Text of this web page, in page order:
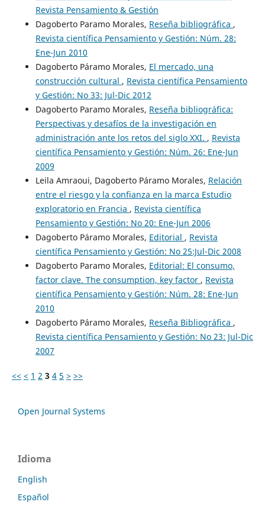
Revista Pensamiento & Gestión
Dagoberto Paramo Morales, Reseña bibliográfica ,
Revista científica Pensamiento y Gestión: Núm. 28:
Ene-Jun 2010
Dagoberto Páramo Morales, El mercado, una
construcción cultural , Revista científica Pensamiento
y Gestión: No 33: Jul-Dic 2012
Dagoberto Paramo Morales, Reseña bibliográfica:
Perspectivas y desafíos de la investigación en
administración ante los retos del siglo XXI. , Revista
científica Pensamiento y Gestión: Núm. 26: Ene-Jun
2009
Leila Amraoui, Dagoberto Páramo Morales, Relación
entre el riesgo y la confianza en la marca Estudio
exploratorio en Francia , Revista científica
Pensamiento y Gestión: No 20: Ene-Jun 2006
Dagoberto Páramo Morales, Editorial , Revista
científica Pensamiento y Gestión: No 25:Jul-Dic 2008
Dagoberto Paramo Morales, Editorial: El consumo,
factor clave. The consumption, key factor , Revista
científica Pensamiento y Gestión: Núm. 28: Ene-Jun
2010
Dagoberto Páramo Morales, Reseña Bibliográfica ,
Revista científica Pensamiento y Gestión: No 23: Jul-Dic
2007
<< < 1 2 3 4 5 > >>
Open Journal Systems
Idioma
English
Español